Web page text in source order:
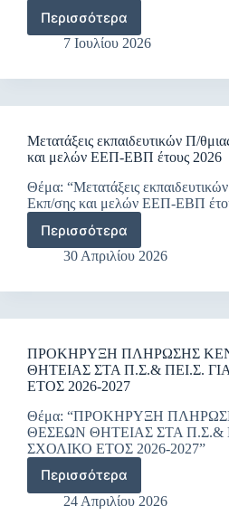
Περισσότερα
Πρόσκληση
για
αίτησης
υποχρεωτικού
εκπαιδευτικών
ειδικοτήτων
ανηκόντων
οργανικά
στο
ΠΥΣΠΕ
Καστοριάς
–
και
υποχρεωτικού
ωραρίου
εκπαιδευτικών
που
βρίσκονται
στη
διάθεση
του
ΠΥΣΠΕ
7 Ιουλίου 2026
Μετατάξεις εκπαιδευτικών Π/
και μελών ΕΕΠ-ΕΒΠ έτους 2026
Θέμα: “Μετατάξεις
Εκπ/σης και μελών ΕΕΠ-ΕΒΠ
Περισσότερα
Μετατάξεις
εκπαιδευτικών
θμιας,
θμιας
σης
και
μελών
ΕΕΠ-
ΕΒΠ
έτους
2026
30 Απριλίου 2026
ΠΡΟΚΗΡΥΞΗ ΠΛΗΡΩΣΗΣ
ΘΗΤΕΙΑΣ ΣΤΑ Π.Σ.& ΠΕΙ.Σ.
ΕΤΟΣ 2026-2027
Θέμα: “ΠΡΟΚΗΡΥΞΗ
ΘΕΣΕΩΝ ΘΗΤΕΙΑΣ ΣΤΑ Π.Σ.&
ΣΧΟΛΙΚΟ ΕΤΟΣ 2026-2027”
Περισσότερα
ΠΡΟΚΗΡΥΞΗ
ΠΛΗΡΩΣΗΣ
24 Απριλίου 2026